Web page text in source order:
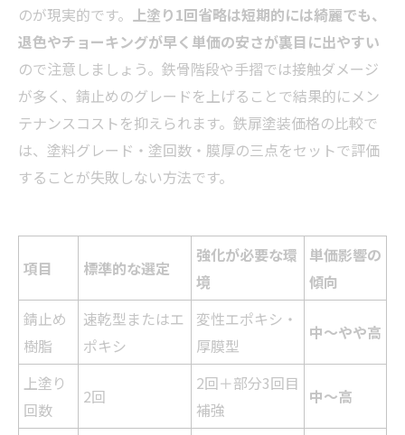
のが現実的です。 上塗り1回省略は短期的には綺麗でも、
退色やチョーキングが早く単価の安さが裏目に出やすい
ので注意しましょう。鉄骨階段や手摺では接触ダメージ
が多く、錆止めのグレードを上げることで結果的にメン
テナンスコストを抑えられます。鉄扉塗装価格の比較で
は、塗料グレード・塗回数・膜厚の三点をセットで評価
することが失敗しない方法です。
項目 標準的な選定
強化が必要な環
境
単価影響の
傾向
錆止め
樹脂
速乾型またはエ
ポキシ
変性エポキシ・
厚膜型
中〜やや高
上塗り
回数
2回
2回＋部分3回目
補強
中〜高